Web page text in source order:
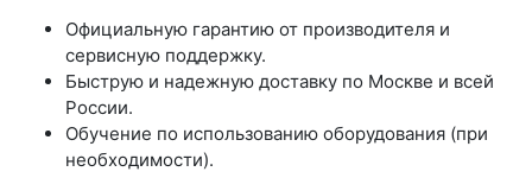
Официальную гарантию от производителя и
сервисную поддержку.
Быструю и надежную доставку по Москве и всей
России.
Обучение по использованию оборудования (при
необходимости).